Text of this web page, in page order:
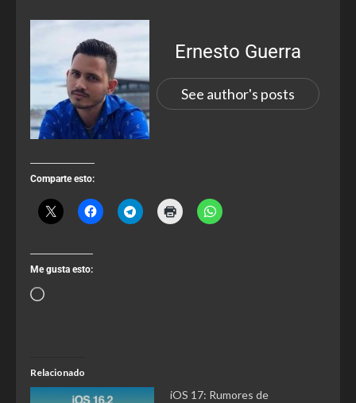
Ernesto Guerra
See author's posts
Comparte esto:
Me gusta esto:
Relacionado
iOS 17: Rumores de